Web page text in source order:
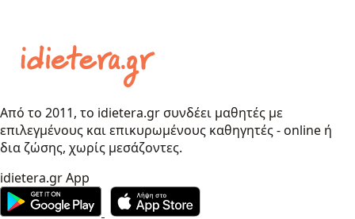
Από το 2011, το idietera.gr συνδέει μαθητές με
επιλεγμένους και επικυρωμένους καθηγητές - online ή
δια ζώσης, χωρίς μεσάζοντες.
idietera.gr App